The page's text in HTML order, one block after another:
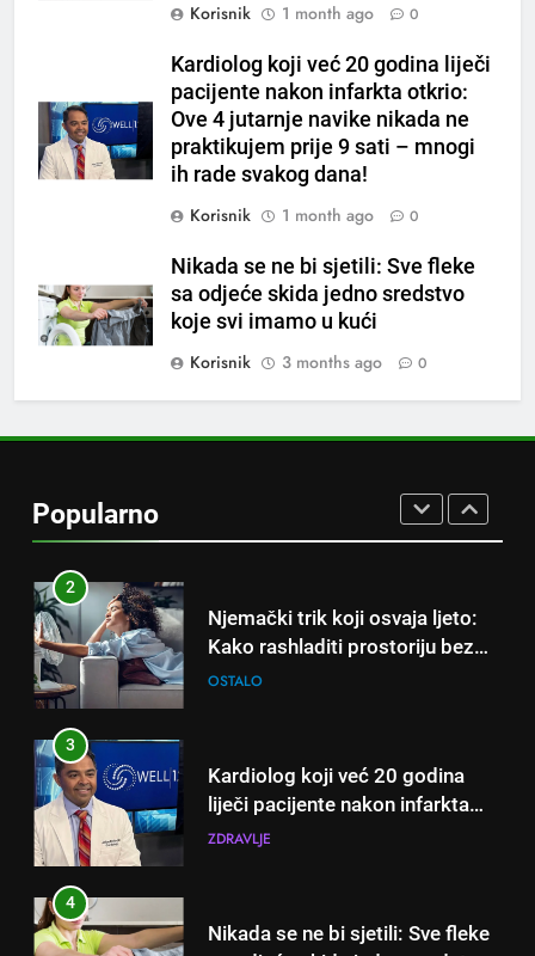
Korisnik
1 month ago 0
Kardiolog koji već 20 godina liječi
pacijente nakon infarkta otkrio:
Ove 4 jutarnje navike nikada ne
praktikujem prije 9 sati – mnogi
ih rade svakog dana!
Korisnik
1 month ago 0
Nikada se ne bi sjetili: Sve fleke
sa odjeće skida jedno sredstvo
koje svi imamo u kući
Korisnik
3 months ago 0
Popularno
na prazan stomak i crijeva će
loše varenje
OSTALO
7
Tračevi su njihova glavna
preokupacija: Ljudi rođeni u ova
OSTALO
Piće od smreke – prirodni
napitak koji se često spominje
kod šećerne bolesti
OSTALO
čak će se i “suhi štap”
ukorijeniti! Stari vrtlarski trik koji
iskusni baštovani čuvaju
2
Njemački trik koji osvaja ljeto:
Kako rashladiti prostoriju bez
klime i velikih računa za struju!
OSTALO
3
Kardiolog koji već 20 godina
liječi pacijente nakon infarkta
otkrio: Ove 4 jutarnje navike
ZDRAVLJE
4
Nikada se ne bi sjetili: Sve fleke